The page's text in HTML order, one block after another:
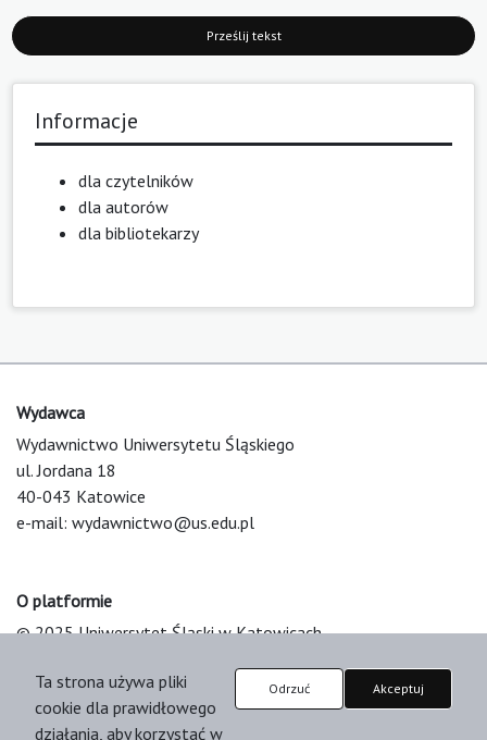
Prześlij tekst
Informacje
dla czytelników
dla autorów
dla bibliotekarzy
Wydawca
Wydawnictwo Uniwersytetu Śląskiego
ul. Jordana 18
40-043 Katowice
e-mail: wydawnictwo@us.edu.pl
O platformie
© 2025 Uniwersytet Śląski w Katowicach
Platform & Workflow by OJS/PKP
Ta strona używa pliki
cookie dla prawidłowego
działania, aby korzystać w
Odrzuć Akceptuj